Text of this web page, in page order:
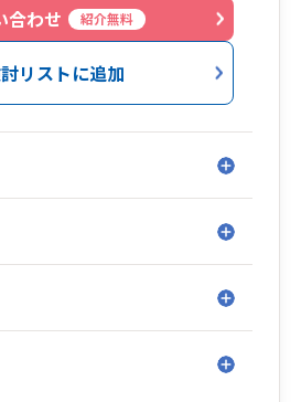
同事務所であり、他のOB税理
出身者が数名おりますので相
決する取組みを行っておりま
合わせ
紹介無料
リストに追加